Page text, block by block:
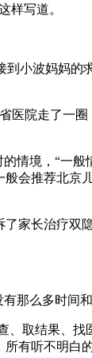
样写道。
到小波妈妈的
医院走了一
情境，“一般
会推荐北京
家长治疗双
那么多时间和
、取结果、找
有听不明白